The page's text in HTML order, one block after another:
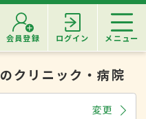
会員登録 ログイン メニュー
のクリニック・病院
変更